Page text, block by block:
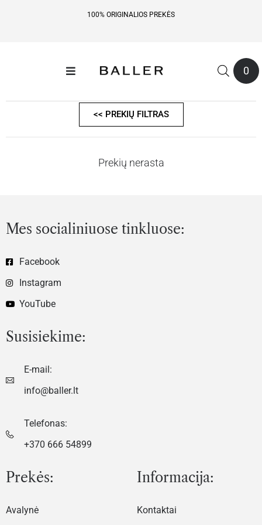
100% ORIGINALIOS PREKĖS
0
<< PREKIŲ FILTRAS
Prekių nerasta
Mes socialiniuose tinkluose:
Facebook
Instagram
YouTube
Susisiekime:
E-mail:
info@baller.lt
Telefonas:
+370 666 54899
Prekės:
Avalynė
Informacija:
Kontaktai